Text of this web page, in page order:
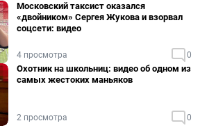
Московский таксист оказался
«двойником» Сергея Жукова и взорвал
соцсети: видео
4 просмотра 0
Охотник на школьниц: видео об одном из
самых жестоких маньяков
2 просмотра 0